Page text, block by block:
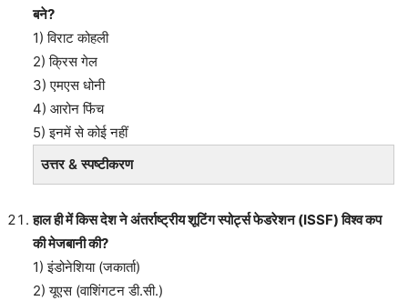
बने?
1) विराट कोहली
2) क्रिस गेल
3) एमएस धोनी
4) आरोन फिंच
5) इनमें से कोई नहीं
उत्तर & स्पष्टीकरण
हाल ही में किस देश ने अंतर्राष्ट्रीय शूटिंग स्पोर्ट्स फेडरेशन (ISSF) विश्व कप
की मेजबानी की?
1) इंडोनेशिया (जकार्ता)
2) यूएस (वाशिंगटन डी.सी.)